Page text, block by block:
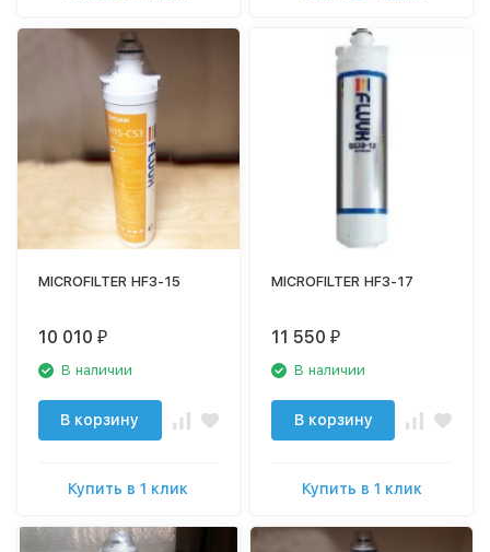
MICROFILTER HF3-15
10 010 ₽
В наличии
В корзину
Купить в 1 клик
MICROFILTER HF3-17
11 550 ₽
В наличии
В корзину
Купить в 1 клик